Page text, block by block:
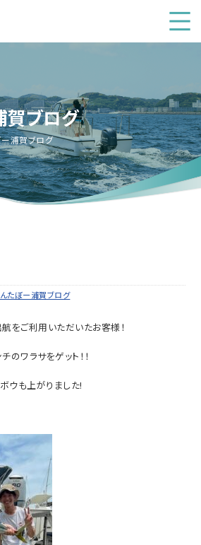
賀ブログ
浦賀ブログ
たぼー浦賀ブログ
をご利用いただいたお客様！
のワラサをゲット！！
ウも上がりました!